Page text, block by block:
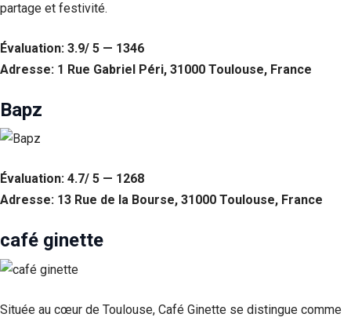
partage et festivité.
Évaluation: 3.9/ 5 — 1346
Adresse: 1 Rue Gabriel Péri, 31000 Toulouse, France
Bapz
Évaluation: 4.7/ 5 — 1268
Adresse: 13 Rue de la Bourse, 31000 Toulouse, France
café ginette
Située au cœur de Toulouse, Café Ginette se distingue comme